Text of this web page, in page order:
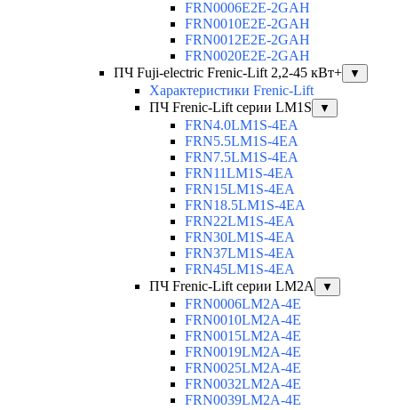
FRN0006E2E-2GAH
FRN0010E2E-2GAH
FRN0012E2E-2GAH
FRN0020E2E-2GAH
ПЧ Fuji-electric Frenic-Lift 2,2-45 кВт+
▼
Характеристики Frenic-Lift
ПЧ Frenic-Lift серии LM1S
▼
FRN4.0LM1S-4EA
FRN5.5LM1S-4EA
FRN7.5LM1S-4EA
FRN11LM1S-4EA
FRN15LM1S-4EA
FRN18.5LM1S-4EA
FRN22LM1S-4EA
FRN30LM1S-4EA
FRN37LM1S-4EA
FRN45LM1S-4EA
ПЧ Frenic-Lift серии LM2A
▼
FRN0006LM2A-4E
FRN0010LM2A-4E
FRN0015LM2A-4E
FRN0019LM2A-4E
FRN0025LM2A-4E
FRN0032LM2A-4E
FRN0039LM2A-4E